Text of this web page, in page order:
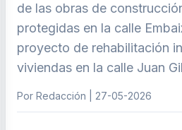
de las obras de
protegidas en la calle
proyecto de rehabilitación
viviendas en la calle Juan
Por Redacción | 27-05-2026